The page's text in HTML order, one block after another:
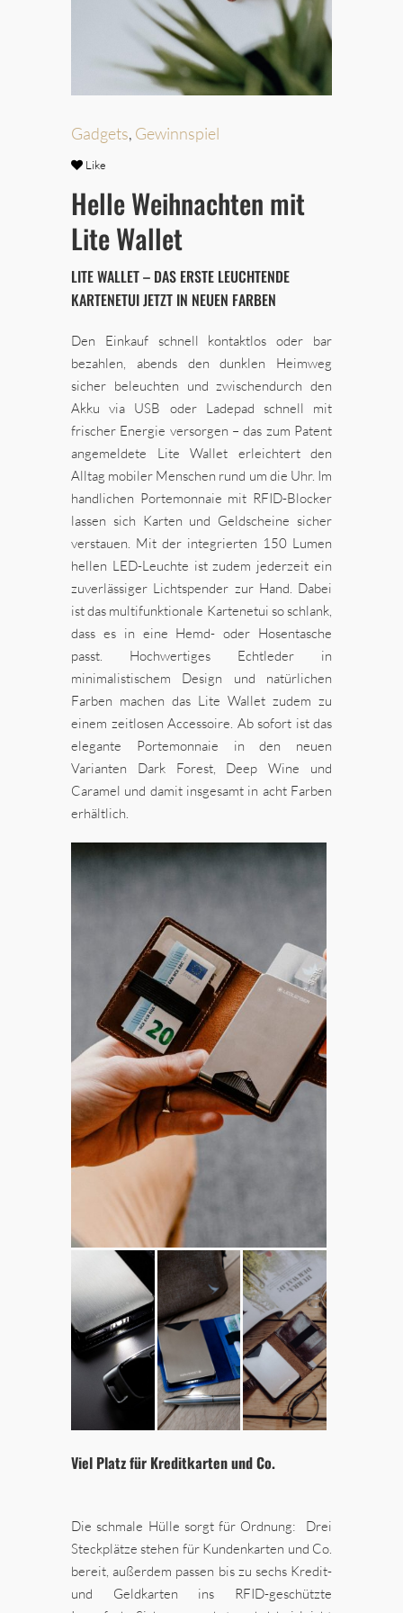
Gadgets, Gewinnspiel
Like
Helle Weihnachten mit
Lite Wallet
LITE WALLET – DAS ERSTE LEUCHTENDE
KARTENETUI JETZT IN NEUEN FARBEN
Den Einkauf schnell kontaktlos oder bar
bezahlen, abends den dunklen Heimweg
sicher beleuchten und zwischendurch den
Akku via USB oder Ladepad schnell mit
frischer Energie versorgen – das zum Patent
angemeldete Lite Wallet erleichtert den
Alltag mobiler Menschen rund um die Uhr. Im
handlichen Portemonnaie mit RFID-Blocker
lassen sich Karten und Geldscheine sicher
verstauen. Mit der integrierten 150 Lumen
hellen LED-Leuchte ist zudem jederzeit ein
zuverlässiger Lichtspender zur Hand. Dabei
ist das multifunktionale Kartenetui so schlank,
dass es in eine Hemd- oder Hosentasche
passt. Hochwertiges Echtleder in
minimalistischem Design und natürlichen
Farben machen das Lite Wallet zudem zu
einem zeitlosen Accessoire. Ab sofort ist das
elegante Portemonnaie in den neuen
Varianten Dark Forest, Deep Wine und
Caramel und damit insgesamt in acht Farben
erhältlich.
Viel Platz für Kreditkarten und Co.
Die schmale Hülle sorgt für Ordnung: Drei
Steckplätze stehen für Kundenkarten und Co.
bereit, außerdem passen bis zu sechs Kredit-
und Geldkarten ins RFID-geschützte